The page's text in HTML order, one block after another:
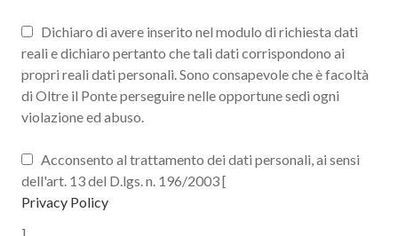
Dichiaro di avere inserito nel modulo di richiesta dati
reali e dichiaro pertanto che tali dati corrispondono ai
propri reali dati personali. Sono consapevole che è facoltà
di Oltre il Ponte perseguire nelle opportune sedi ogni
violazione ed abuso.
Acconsento al trattamento dei dati personali, ai sensi
dell'art. 13 del D.lgs. n. 196/2003 [
Privacy Policy